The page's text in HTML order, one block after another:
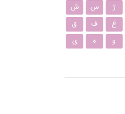
ژ س
ش
غ ف
ق
و ه ی